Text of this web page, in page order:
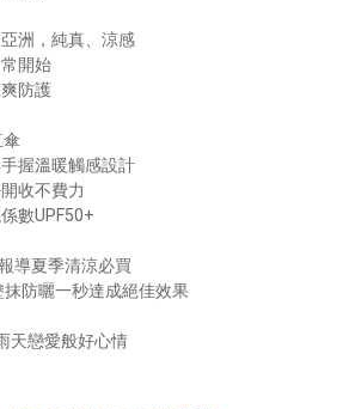
洲，純真、涼感
開始
防護
握溫暖觸感設計
收不費力
數UPF50+
導夏季清涼必買
防曬一秒達成絕佳效果
天戀愛般好心情